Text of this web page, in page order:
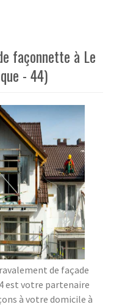
façonnette à Le
- 44)
de façade
est votre partenaire
à votre domicile à